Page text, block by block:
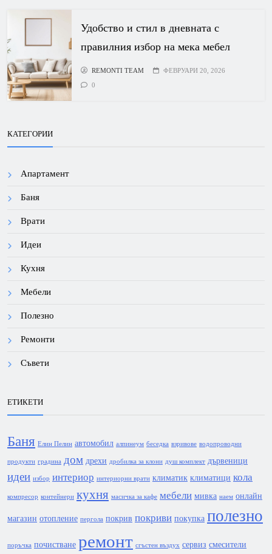
Удобство и стил в дневната с
правилния избор на мека мебел
REMONTI TEAM
ФЕВРУАРИ 20, 2026
0
КАТЕГОРИИ
Апартамент
Баня
Врати
Идеи
Кухня
Мебели
Полезно
Ремонти
Съвети
ЕТИКЕТИ
Баня Елин Пелин автомобил алпинеум беседка взривове водопроводни
продукти градина дом дрехи дробилка за клони душ комплект дървеници
идеи избор интериор интериорни врати климатик климатици кола
компресор контейнери кухня масичка за кафе мебели мивка наем онлайн
магазин отопление пергола покрив покриви покупка полезно
поръчка почистване ремонт сгъстен въздух сервиз смесители